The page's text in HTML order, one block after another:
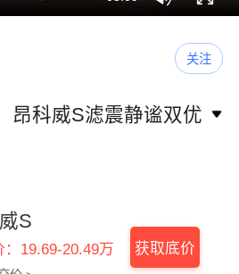
关注
昂科威S滤震静谧双优
S
：19.69-20.49万 获取底价